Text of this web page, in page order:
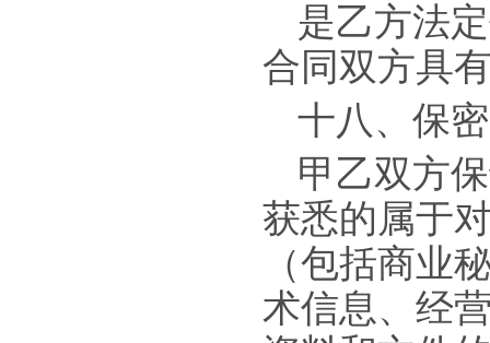
是乙方法
合同双方具
十八、保密
甲乙双方
获悉的属于
（包括商业
术信息、经